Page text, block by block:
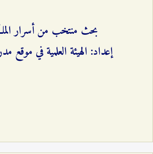
بحث منتخب من أسرار
إعداد: الهيئة العلمية في موقع